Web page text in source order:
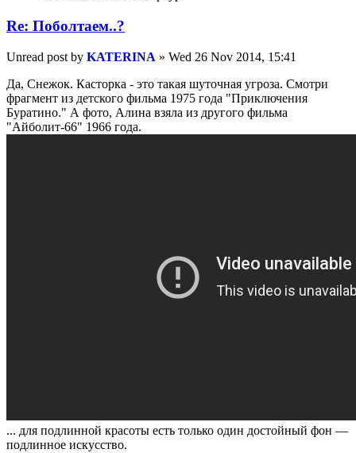
Re: Пoбoлтаем..?
Unread post by KATERINA » Wed 26 Nov 2014, 15:41
Да, Снежок. Касторка - это такая шуточная угроза. Смотри
фрагмент из детского фильма 1975 года "Приключения
Буратино." А фото, Алина взяла из другого фильма
"Айболит-66" 1966 года.
... для подлинной красоты есть только один достойный фон —
подлинное искусство.